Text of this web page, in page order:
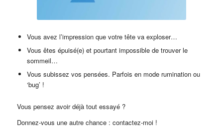
Vous avez l’impression que votre tête va exploser…
Vous êtes épuisé(e) et pourtant impossible de trouver le
sommeil…
Vous subissez vos pensées. Parfois en mode rumination ou
‘bug’ !
Vous pensez avoir déjà tout essayé ?
Donnez-vous une autre chance : contactez-moi !